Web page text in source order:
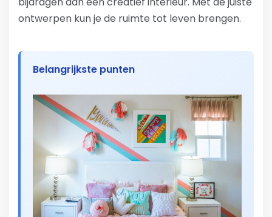
ontwerpen kun je de ruimte tot leven brengen.
Belangrijkste punten